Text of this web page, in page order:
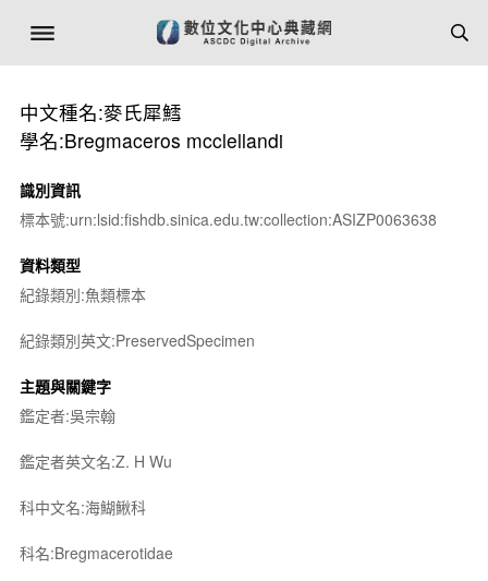
中文種名:麥氏犀鱈
學名:Bregmaceros mcclellandi
識別資訊
標本號:urn:lsid:fishdb.sinica.edu.tw:collection:ASIZP0063638
資料類型
紀錄類別:魚類標本
紀錄類別英文:PreservedSpecimen
主題與關鍵字
鑑定者:吳宗翰
鑑定者英文名:Z. H Wu
科中文名:海鰗鰍科
科名:Bregmacerotidae